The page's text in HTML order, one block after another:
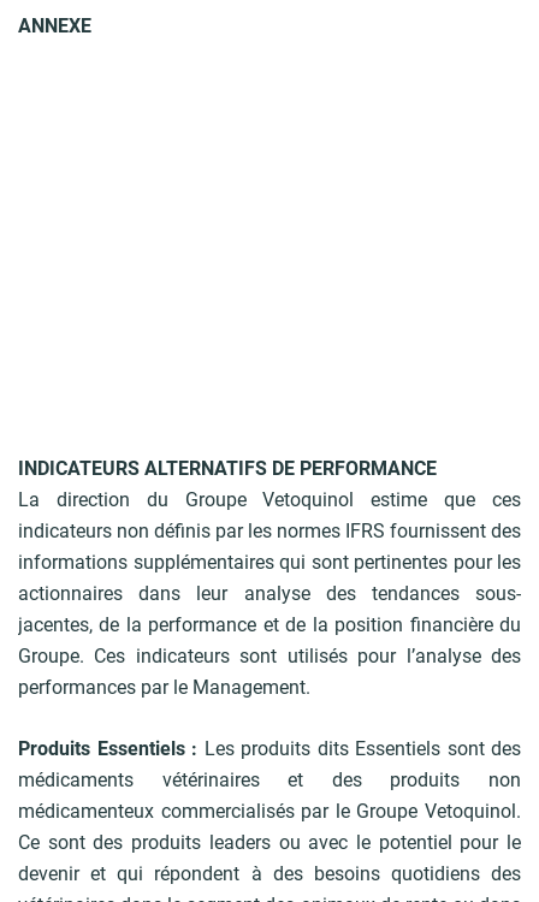
ANNEXE
INDICATEURS ALTERNATIFS DE PERFORMANCE
La direction du Groupe Vetoquinol estime que ces
indicateurs non définis par les normes IFRS fournissent des
informations supplémentaires qui sont pertinentes pour les
actionnaires dans leur analyse des tendances sous-
jacentes, de la performance et de la position financière du
Groupe. Ces indicateurs sont utilisés pour l’analyse des
performances par le Management.
Produits Essentiels : Les produits dits Essentiels sont des
médicaments vétérinaires et des produits non
médicamenteux commercialisés par le Groupe Vetoquinol.
Ce sont des produits leaders ou avec le potentiel pour le
devenir et qui répondent à des besoins quotidiens des